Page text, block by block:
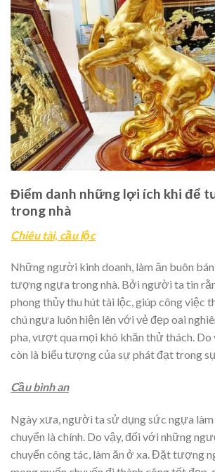
Điểm danh những lợi ích khi để
trong nhà
Chiêu tài, cầu lộc
Những người kinh doanh, làm ăn buôn
tượng ngựa trong nhà. Bởi người ta tin
phong thủy thu hút tài lộc, giúp công việc
chú ngựa luôn hiện lên với vẻ đẹp oai
pha, vượt qua mọi khó khăn thử thách.
còn là biểu tượng của sự phát đạt trong
Cầu bình an
Ngày xưa, người ta sử dụng sức ngựa
chuyển là chính. Do vậy, đối với những
chuyển công tác, làm ăn ở xa. Đặt tượng